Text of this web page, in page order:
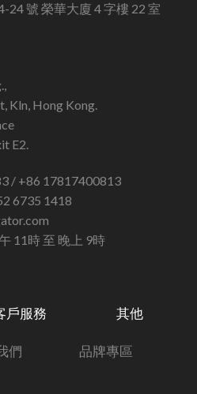
24 號 榮華大廈 4 字樓 22 室
Kln, Hong Kong.
E2.
/ +86 17817400813
6735 1418
11時 至 晚上 9時
戶服務
們
其他
品牌專區